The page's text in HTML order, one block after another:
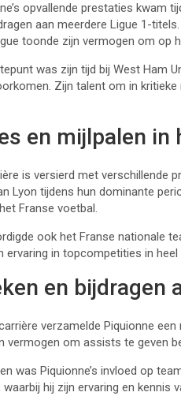
opvallende prestaties kwam
aan meerdere Ligue 1-
toonde zijn vermogen om op
was zijn tijd bij West Ham
Zijn talent om in
en mijlpalen in
is versierd met verschillende
Lyon tijdens hun dominante
Franse voetbal.
ook het Franse nationale
ervaring in topcompetities in
en bijdragen
verzamelde Piquionne
vermogen om assists te geven
was Piquionne’s invloed op
hij zijn ervaring en kennis